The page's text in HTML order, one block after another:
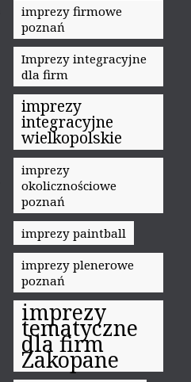
imprezy firmowe
poznań
Imprezy integracyjne
dla firm
imprezy
integracyjne
wielkopolskie
imprezy
okolicznościowe
poznań
imprezy paintball
imprezy plenerowe
poznań
imprezy
tematyczne
dla firm
Zakopane